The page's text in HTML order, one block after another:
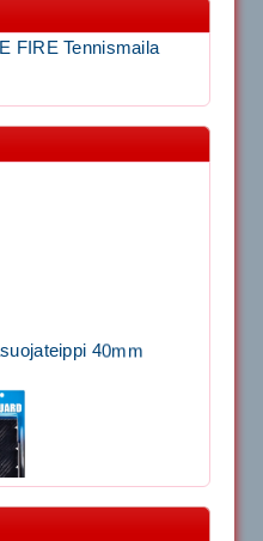
FIRE Tennismaila
40mm